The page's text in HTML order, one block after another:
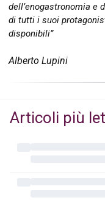
dell’enogastronomia e
di tutti i suoi
disponibili”
Alberto Lupini
Articoli più